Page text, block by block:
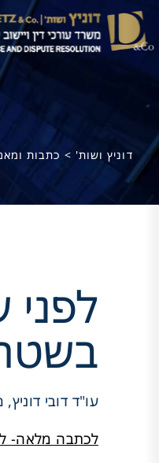
דוניץ ושות' > כתבות
עו"ד דובי דוניץ, מתארח
לכתבה מלאה-